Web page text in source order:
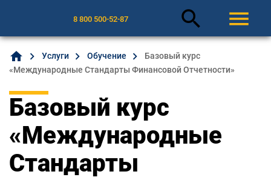
8 800 500-52-87 search menu
home Услуги Обучение
Базовый курс
«Международные Стандарты Финансовой Отчетности»
Базовый курс
«Международные
Стандарты